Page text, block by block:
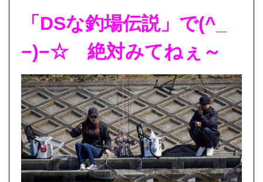
「DSな釣場伝説」で(^_
−)−☆ 絶対みてねぇ～